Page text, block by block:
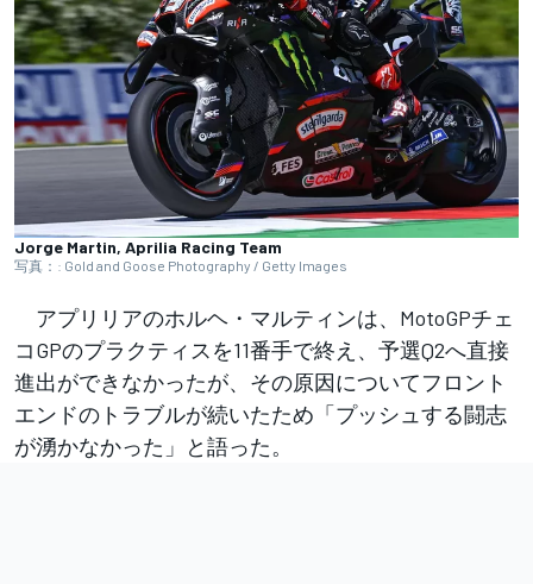
Jorge Martin, Aprilia Racing Team
写真：: Gold and Goose Photography / Getty Images
アプリリアのホルヘ・マルティンは、MotoGPチェ
コGPのプラクティスを11番手で終え、予選Q2へ直接
進出ができなかったが、その原因についてフロント
エンドのトラブルが続いたため「プッシュする闘志
が湧かなかった」と語った。